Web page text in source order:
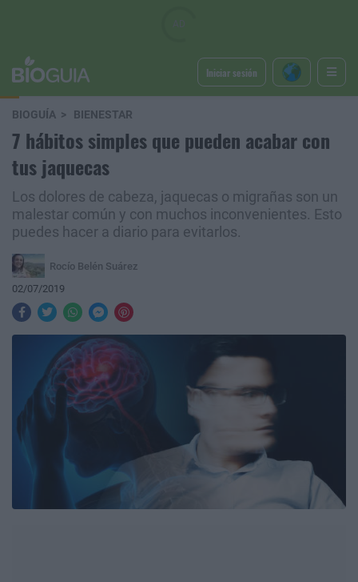
Iniciar sesión
BIOGUÍA BIENESTAR
7 hábitos simples que pueden acabar con
tus jaquecas
Los dolores de cabeza, jaquecas o migrañas son un
malestar común y con muchos inconvenientes. Esto
puedes hacer a diario para evitarlos.
Rocío Belén Suárez
02/07/2019